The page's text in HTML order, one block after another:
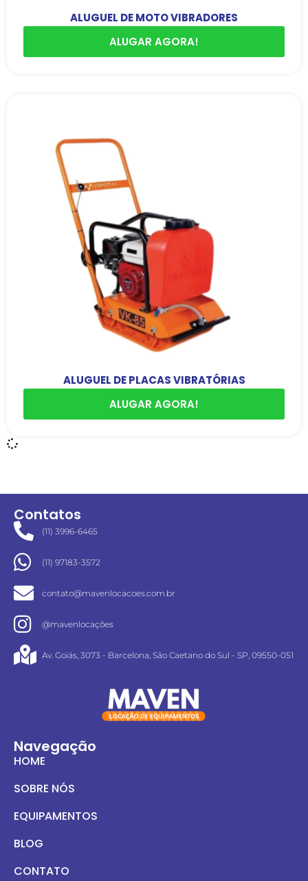
ALUGUEL DE MOTO VIBRADORES
ALUGAR AGORA!
ALUGUEL DE PLACAS VIBRATÓRIAS
ALUGAR AGORA!
Contatos
(11) 3996-6465
(11) 97183-3572
contato@mavenlocacoes.com.br
@mavenlocações
Av. Goiás, 3073 - Barcelona, São Caetano do Sul - SP, 09550-051
Navegação
HOME
SOBRE NÓS
EQUIPAMENTOS
BLOG
CONTATO